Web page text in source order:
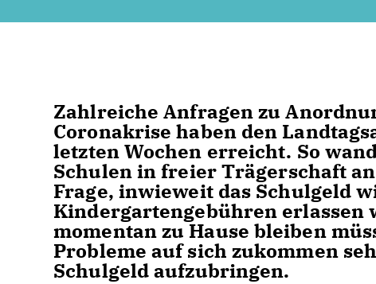
Zahlreiche Anfragen zu
Coronakrise haben den
letzten Wochen erreicht. So
Schulen in freier Trägerschaft
Frage, inwieweit das Schulgeld
Kindergartengebühren erlassen
momentan zu Hause bleiben
Probleme auf sich zukommen
Schulgeld aufzubringen.